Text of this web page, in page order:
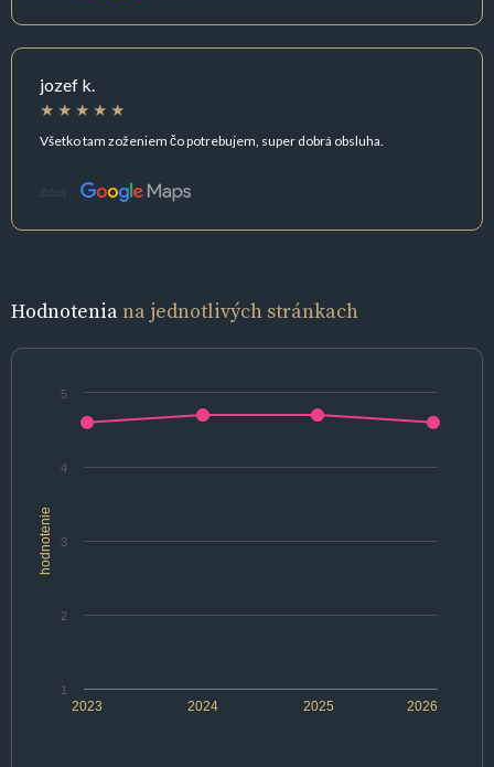
jozef k.
Všetko tam zoženiem čo potrebujem, super dobrá obsluha.
Zdroj:
Hodnoteniana jednotlivých stránkach
hodnotenie
2024 2026
2023 2025
1
2
3
4
5